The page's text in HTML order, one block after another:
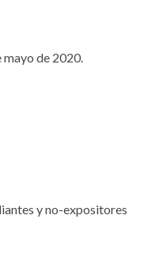
de 2020.
y no-expositores